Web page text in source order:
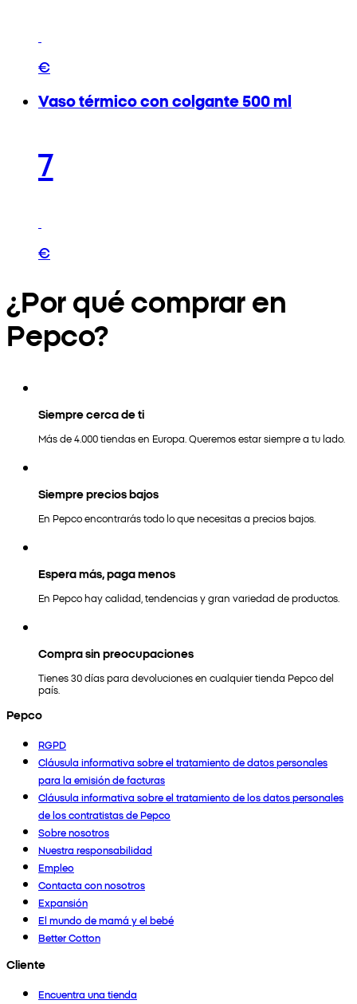
€
Vaso térmico con colgante 500 ml
7
€
¿Por qué comprar en
Pepco?
Siempre cerca de ti
Más de 4.000 tiendas en Europa. Queremos estar siempre a tu lado.
Siempre precios bajos
En Pepco encontrarás todo lo que necesitas a precios bajos.
Espera más, paga menos
En Pepco hay calidad, tendencias y gran variedad de productos.
Compra sin preocupaciones
Tienes 30 días para devoluciones en cualquier tienda Pepco del
país.
Pepco
RGPD
Cláusula informativa sobre el tratamiento de datos personales
para la emisión de facturas
Cláusula informativa sobre el tratamiento de los datos personales
de los contratistas de Pepco
Sobre nosotros
Nuestra responsabilidad
Empleo
Contacta con nosotros
Expansión
El mundo de mamá y el bebé
Better Cotton
Cliente
Encuentra una tienda